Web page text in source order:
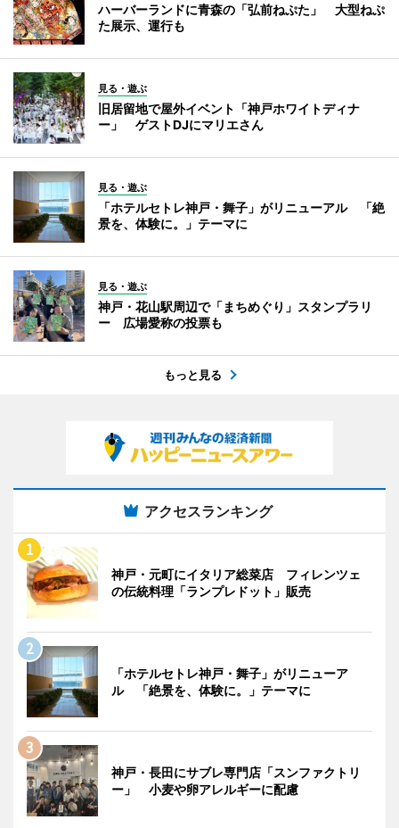
ハーバーランドに青森の「弘前ねぷた」 大型ねぷ
た展示、運行も
見る・遊ぶ
旧居留地で屋外イベント「神戸ホワイトディナ
ー」 ゲストDJにマリエさん
見る・遊ぶ
「ホテルセトレ神戸・舞子」がリニューアル 「絶
景を、体験に。」テーマに
見る・遊ぶ
神戸・花山駅周辺で「まちめぐり」スタンプラリ
ー 広場愛称の投票も
もっと見る
アクセスランキング
神戸・元町にイタリア総菜店 フィレンツェ
の伝統料理「ランプレドット」販売
「ホテルセトレ神戸・舞子」がリニューア
ル 「絶景を、体験に。」テーマに
神戸・長田にサブレ専門店「スンファクトリ
ー」 小麦や卵アレルギーに配慮